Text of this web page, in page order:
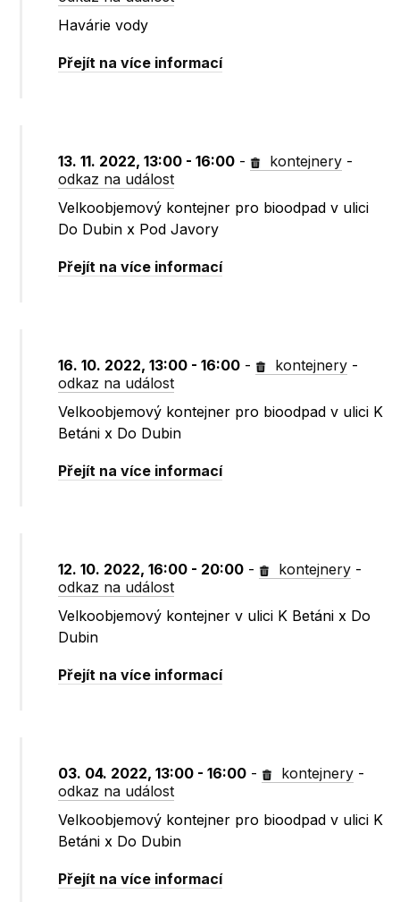
Havárie vody
Přejít na více informací
13. 11. 2022, 13:00 - 16:00 - kontejnery -
odkaz na událost
Velkoobjemový kontejner pro bioodpad v ulici
Do Dubin x Pod Javory
Přejít na více informací
16. 10. 2022, 13:00 - 16:00 - kontejnery -
odkaz na událost
Velkoobjemový kontejner pro bioodpad v ulici K
Betáni x Do Dubin
Přejít na více informací
12. 10. 2022, 16:00 - 20:00 - kontejnery -
odkaz na událost
Velkoobjemový kontejner v ulici K Betáni x Do
Dubin
Přejít na více informací
03. 04. 2022, 13:00 - 16:00 - kontejnery -
odkaz na událost
Velkoobjemový kontejner pro bioodpad v ulici K
Betáni x Do Dubin
Přejít na více informací